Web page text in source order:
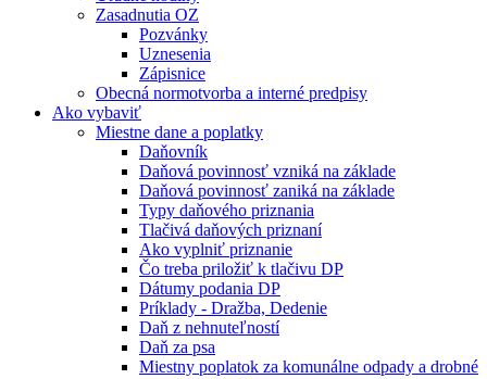
Zasadnutia OZ
Pozvánky
Uznesenia
Zápisnice
Obecná normotvorba a interné predpisy
Ako vybaviť
Miestne dane a poplatky
Daňovník
Daňová povinnosť vzniká na základe
Daňová povinnosť zaniká na základe
Typy daňového priznania
Tlačivá daňových priznaní
Ako vyplniť priznanie
Čo treba priložiť k tlačivu DP
Dátumy podania DP
Príklady - Dražba, Dedenie
Daň z nehnuteľností
Daň za psa
Miestny poplatok za komunálne odpady a drobné